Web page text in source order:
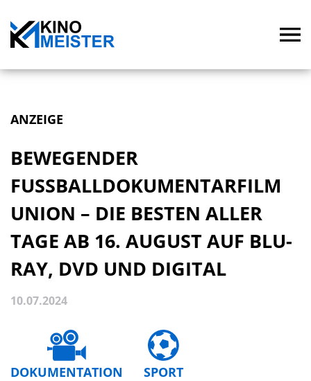
ANZEIGE
BEWEGENDER
FUSSBALLDOKUMENTARFILM U
NION – DIE BESTEN ALLER T
AGE AB 16. AUGUST AUF BLU-R
AY, DVD UND DIGITAL
10.07.2024
DOKUMENTATION SPORT